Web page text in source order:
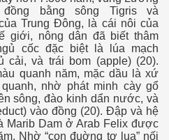
đồng bằng sông Tigris và
Trung Đông, là cái nôi của
giới, nông dân đã biết thâm
cốc đặc biệt là lúa mạch
cải, và trái bom (apple) (20).
quanh năm, mặc dầu là xứ
nhờ phát minh cày gổ
sông, đào kinh dẩn nước, và
vào đồng (20). Đập và hệ
Marib Dam ở Arab Felix được
Nhờ “con đuờng tơ lụa” nối